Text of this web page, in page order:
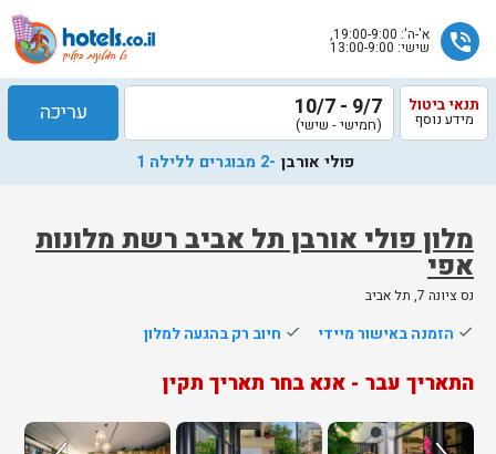
phone_in_talk א'-ה': 19:00-9:00,
שישי: 13:00-9:00
מלון פולי אורבן תל אביב רשת מלונות
אפי
נס ציונה 7, תל אביב
תנאי ביטול
מידע נוסף 9/7 - 10/7
(חמישי - שישי) עריכה
פולי אורבן -2 מבוגרים ללילה 1
done הזמנה באישור מיידי done חיוב רק בהגעה למלון
התאריך עבר - אנא בחר תאריך תקין